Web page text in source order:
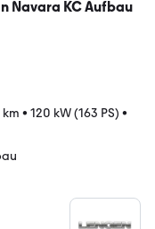
Navara KC Aufbau
• 120 kW (163 PS) •